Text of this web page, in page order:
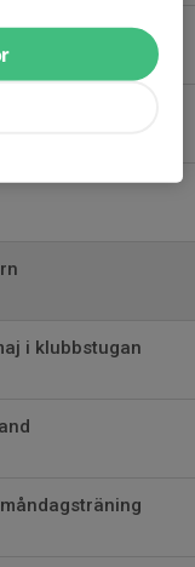
och torsdag
största stafett
i klubbstugan